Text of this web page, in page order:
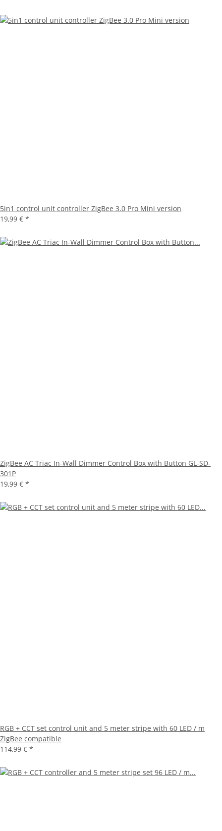
5in1 control unit controller ZigBee 3.0 Pro Mini version
19,99 € *
ZigBee AC Triac In-Wall Dimmer Control Box with Button GL-SD-
301P
19,99 € *
RGB + CCT set control unit and 5 meter stripe with 60 LED / m
ZigBee compatible
114,99 € *